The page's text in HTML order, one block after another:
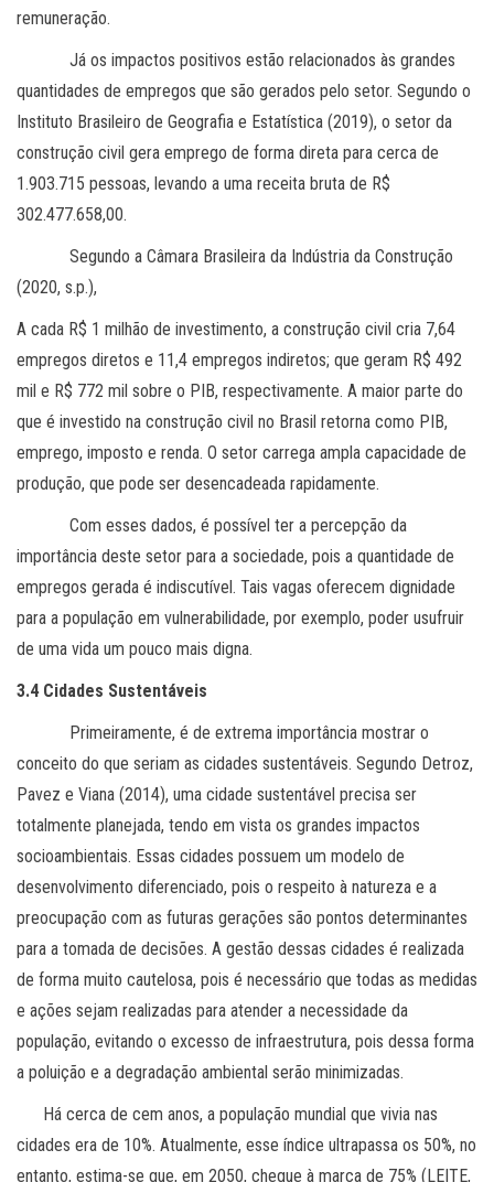
remuneração.
Já os impactos positivos estão relacionados às grandes
quantidades de empregos que são gerados pelo setor. Segundo o
Instituto Brasileiro de Geografia e Estatística (2019), o setor da
construção civil gera emprego de forma direta para cerca de
1.903.715 pessoas, levando a uma receita bruta de R$
302.477.658,00.
Segundo a Câmara Brasileira da Indústria da Construção
(2020, s.p.),
A cada R$ 1 milhão de investimento, a construção civil cria 7,64
empregos diretos e 11,4 empregos indiretos; que geram R$ 492
mil e R$ 772 mil sobre o PIB, respectivamente. A maior parte do
que é investido na construção civil no Brasil retorna como PIB,
emprego, imposto e renda. O setor carrega ampla capacidade de
produção, que pode ser desencadeada rapidamente.
Com esses dados, é possível ter a percepção da
importância deste setor para a sociedade, pois a quantidade de
empregos gerada é indiscutível. Tais vagas oferecem dignidade
para a população em vulnerabilidade, por exemplo, poder usufruir
de uma vida um pouco mais digna.
3.4 Cidades Sustentáveis
Primeiramente, é de extrema importância mostrar o
conceito do que seriam as cidades sustentáveis. Segundo Detroz,
Pavez e Viana (2014), uma cidade sustentável precisa ser
totalmente planejada, tendo em vista os grandes impactos
socioambientais. Essas cidades possuem um modelo de
desenvolvimento diferenciado, pois o respeito à natureza e a
preocupação com as futuras gerações são pontos determinantes
para a tomada de decisões. A gestão dessas cidades é realizada
de forma muito cautelosa, pois é necessário que todas as medidas
e ações sejam realizadas para atender a necessidade da
população, evitando o excesso de infraestrutura, pois dessa forma
a poluição e a degradação ambiental serão minimizadas.
Há cerca de cem anos, a população mundial que vivia nas
cidades era de 10%. Atualmente, esse índice ultrapassa os 50%, no
entanto, estima-se que, em 2050, chegue à marca de 75% (LEITE,